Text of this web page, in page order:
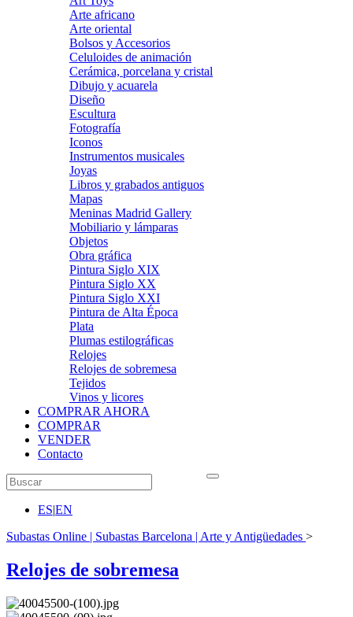
Arte africano
Arte oriental
Bolsos y Accesorios
Celuloides de animación
Cerámica, porcelana y cristal
Dibujo y acuarela
Diseño
Escultura
Fotografía
Iconos
Instrumentos musicales
Joyas
Libros y grabados antiguos
Mapas
Meninas Madrid Gallery
Mobiliario y lámparas
Objetos
Obra gráfica
Pintura Siglo XIX
Pintura Siglo XX
Pintura Siglo XXI
Pintura de Alta Época
Plata
Plumas estilográficas
Relojes
Relojes de sobremesa
Tejidos
Vinos y licores
COMPRAR AHORA
COMPRAR
VENDER
Contacto
ES|EN
Subastas Online | Subastas Barcelona | Arte y Antigüedades >
Relojes de sobremesa